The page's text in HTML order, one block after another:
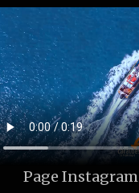
Page Instagram